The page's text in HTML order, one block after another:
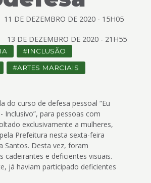
11 DE DEZEMBRO DE 2020 - 15H05
13 DE DEZEMBRO DE 2020 - 21H55
INCLUSÃO
ARTES MARCIAIS
do curso de defesa pessoal “Eu
Inclusivo”, para pessoas com
exclusivamente a mulheres,
Prefeitura nesta sexta-feira
Santos. Desta vez, foram
cadeirantes e deficientes visuais.
já haviam participado deficientes